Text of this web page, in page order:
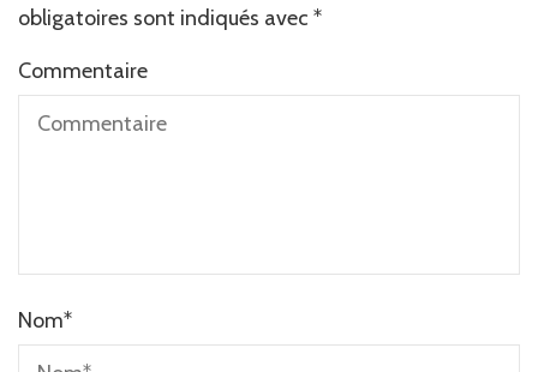
obligatoires sont indiqués avec *
Commentaire
Nom*